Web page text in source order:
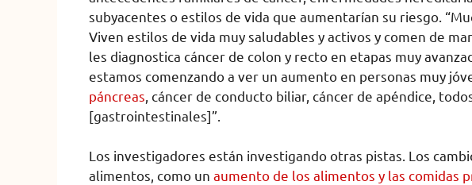
subyacentes o estilos de vida que aumentarían su riesgo.
Viven estilos de vida muy saludables y activos y comen de
les diagnostica cáncer de colon y recto en etapas muy
estamos comenzando a ver un aumento en personas muy
páncreas , cáncer de conducto biliar, cáncer de apéndice,
[gastrointestinales]”.
Los investigadores están investigando otras pistas. Los
alimentos, como un aumento de los alimentos y las comidas